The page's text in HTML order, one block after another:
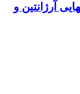
آرژانتین و